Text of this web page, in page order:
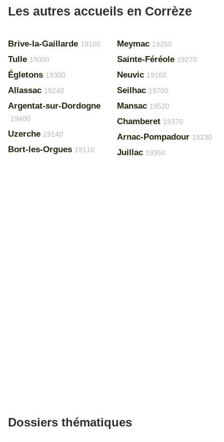
Les autres accueils en Corrèze
Brive-la-Gaillarde 19100
Tulle 19000
Égletons 19300
Allassac 19240
Argentat-sur-Dordogne
19400
Uzerche 19140
Bort-les-Orgues 19110
Meymac 19250
Sainte-Féréole 19270
Neuvic 19160
Seilhac 19700
Mansac 19520
Chamberet 19370
Arnac-Pompadour 19230
Juillac 19350
Dossiers thématiques